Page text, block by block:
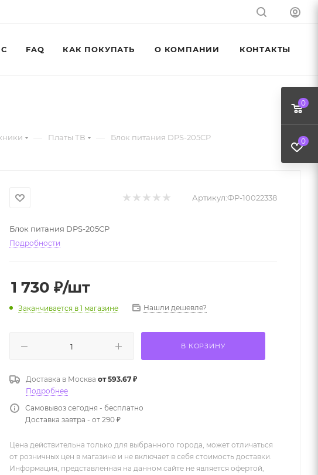
FAQ КАК ПОКУПАТЬ О КОМПАНИИ КОНТАКТЫ
— Платы ТВ — Блок питания DPS-205CP
Артикул:ФР-10022338
Блок питания DPS-205CP
Подробности
1 730 ₽/шт
Заканчивается в 1 магазине Нашли дешевле?
В КОРЗИНУ
Доставка в Москва от 593.67 ₽
Подробнее
Самовывоз сегодня - бесплатно
Доставка завтра - от 290 ₽
Цена действительна только для выбранного города, может отличаться
от розничных цен в магазине и не включает в себя стоимость доставки.
Информация, представленная на данном сайте не является офертой,
0
0